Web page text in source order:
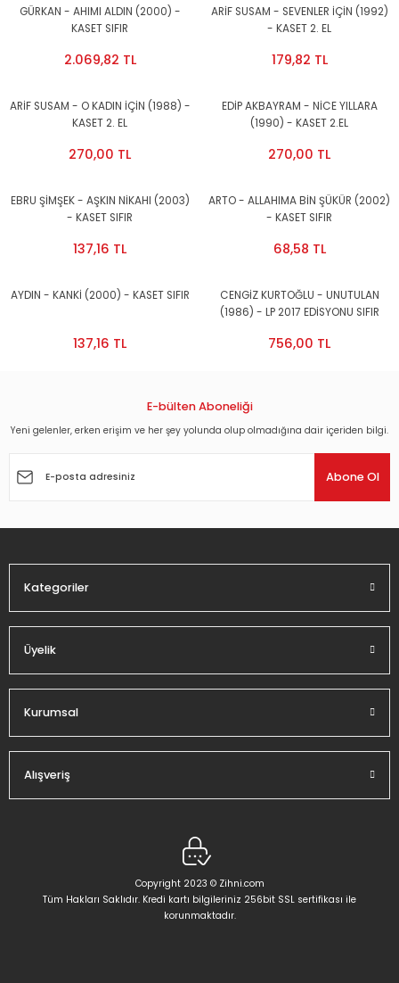
GÜRKAN - AHIMI ALDIN (2000) -
KASET SIFIR
2.069,82 TL
ARİF SUSAM - SEVENLER İÇİN (1992)
- KASET 2. EL
179,82 TL
ARİF SUSAM - O KADIN İÇİN (1988) -
KASET 2. EL
270,00 TL
EDİP AKBAYRAM - NİCE YILLARA
(1990) - KASET 2.EL
270,00 TL
EBRU ŞİMŞEK - AŞKIN NİKAHI (2003)
- KASET SIFIR
137,16 TL
ARTO - ALLAHIMA BİN ŞÜKÜR (2002)
- KASET SIFIR
68,58 TL
AYDIN - KANKİ (2000) - KASET SIFIR
137,16 TL
CENGİZ KURTOĞLU - UNUTULAN
(1986) - LP 2017 EDİSYONU SIFIR
756,00 TL
E-bülten Aboneliği
Yeni gelenler, erken erişim ve her şey yolunda olup olmadığına dair içeriden bilgi.
Abone Ol
Kategoriler
Üyelik
Kurumsal
Alışveriş
Copyright 2023 © Zihni.com
Tüm Hakları Saklıdır. Kredi kartı bilgileriniz 256bit SSL sertifikası ile
korunmaktadır.